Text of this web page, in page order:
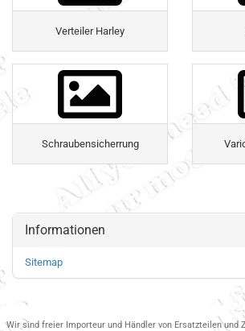
Verteiler Harley
Schraubensicherrung
Informationen
Sitemap
Wir sind freier Importeur und Händler von Ersatzteilen und